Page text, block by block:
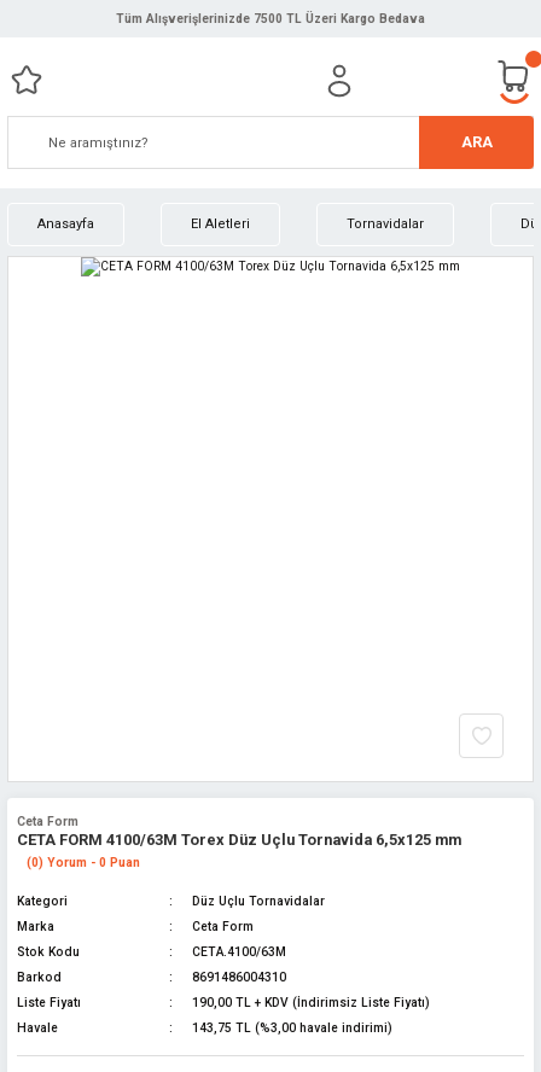
Tüm Alışverişlerinizde 7500 TL Üzeri Kargo Bedava
ARA
Anasayfa El Aletleri Tornavidalar
Ceta Form
CETA FORM 4100/63M Torex Düz Uçlu Tornavida 6,5x125 mm
(0) Yorum - 0 Puan
Kategori
Düz Uçlu Tornavidalar
Marka
Ceta Form
Stok Kodu
CETA.4100/63M
Barkod
8691486004310
Liste Fiyatı
190,00 TL + KDV (İndirimsiz Liste Fiyatı)
Havale
143,75 TL (%3,00 havale indirimi)